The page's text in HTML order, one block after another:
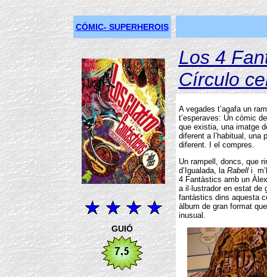
CÓMIC- SUPERHEROIS
GUIÓ
Los 4
Círculo
A vegades t’agafa un
t’esperaves: Un còmic
que existia, una imatge
diferent a l’habitual, una
diferent. I el compres.
Un rampell, doncs, que
d’Igualada, la Rabelli
4 Fantàstics amb un
a il·lustrador en estat
fantàstics dins aquesta
àlbum de gran format
inusual.